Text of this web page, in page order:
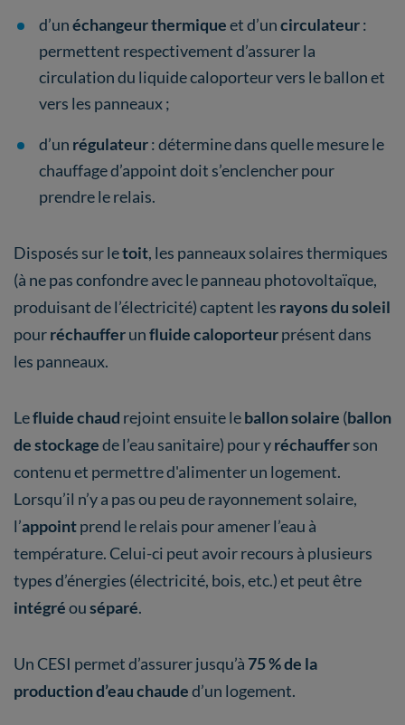
d’unéchangeur thermiqueet d’uncirculateur:
permettent respectivement d’assurer la
circulation du liquide caloporteur vers le ballon et
vers les panneaux ;
d’un régulateur: détermine dans quelle mesure le
chauffage d’appoint doit s’enclencher pour
prendre le relais.
Disposés sur letoit, les panneaux solaires thermiques
(à ne pas confondre avec le panneau photovoltaïque,
produisant de l’électricité) captent les rayons du soleil
pourréchaufferunfluide caloporteurprésent dans
les panneaux.
Lefluide chaud rejoint ensuite leballon solaire (ballon
de stockagede l’eau sanitaire) pour yréchaufferson
contenu et permettre d'alimenter un logement.
Lorsqu’il n’y a pas ou peu de rayonnement solaire,
l’appointprend le relais pour amener l’eau à
température. Celui-ci peut avoir recours à plusieurs
types d’énergies (électricité, bois, etc.) et peut être
intégréouséparé.
Un CESI permet d’assurer jusqu’à 75 % de la
production d’eau chauded’un logement.